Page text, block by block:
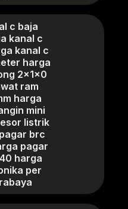
c baja
kanal c
kanal c
harga
2x1x0
ram
harga
mini
listrik
brc
pagar
harga
per